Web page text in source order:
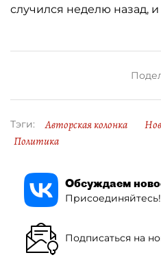
случился неделю назад,
Тэги: Авторская колонка
Политика
Обсуждаем
Присоединяйтесь!
Подписаться на